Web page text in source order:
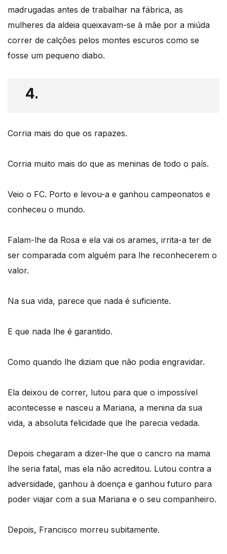
madrugadas antes de trabalhar na fábrica, as
mulheres da aldeia queixavam-se à mãe por a miúda
correr de calções pelos montes escuros como se
fosse um pequeno diabo.
4.
Corria mais do que os rapazes.
Corria muito mais do que as meninas de todo o país.
Veio o FC. Porto e levou-a e ganhou campeonatos e
conheceu o mundo.
Falam-lhe da Rosa e ela vai os arames, irrita-a ter de
ser comparada com alguém para lhe reconhecerem o
valor.
Na sua vida, parece que nada é suficiente.
E que nada lhe é garantido.
Como quando lhe diziam que não podia engravidar.
Ela deixou de correr, lutou para que o impossível
acontecesse e nasceu a Mariana, a menina da sua
vida, a absoluta felicidade que lhe parecia vedada.
Depois chegaram a dizer-lhe que o cancro na mama
lhe seria fatal, mas ela não acreditou. Lutou contra a
adversidade, ganhou à doença e ganhou futuro para
poder viajar com a sua Mariana e o seu companheiro.
Depois, Francisco morreu subitamente.